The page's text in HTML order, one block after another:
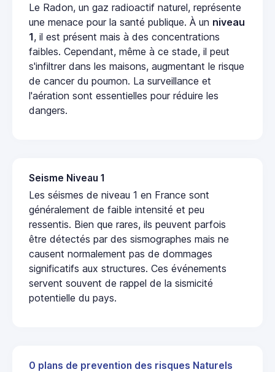
Le Radon, un gaz radioactif naturel, représente
une menace pour la santé publique. À un niveau
1, il est présent mais à des concentrations
faibles. Cependant, même à ce stade, il peut
s'infiltrer dans les maisons, augmentant le risque
de cancer du poumon. La surveillance et
l'aération sont essentielles pour réduire les
dangers.
Seisme Niveau 1
Les séismes de niveau 1 en France sont
généralement de faible intensité et peu
ressentis. Bien que rares, ils peuvent parfois
être détectés par des sismographes mais ne
causent normalement pas de dommages
significatifs aux structures. Ces événements
servent souvent de rappel de la sismicité
potentielle du pays.
0 plans de prevention des risques Naturels